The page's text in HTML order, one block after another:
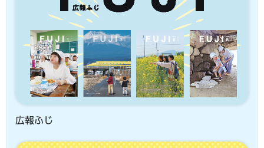
広報ふじ